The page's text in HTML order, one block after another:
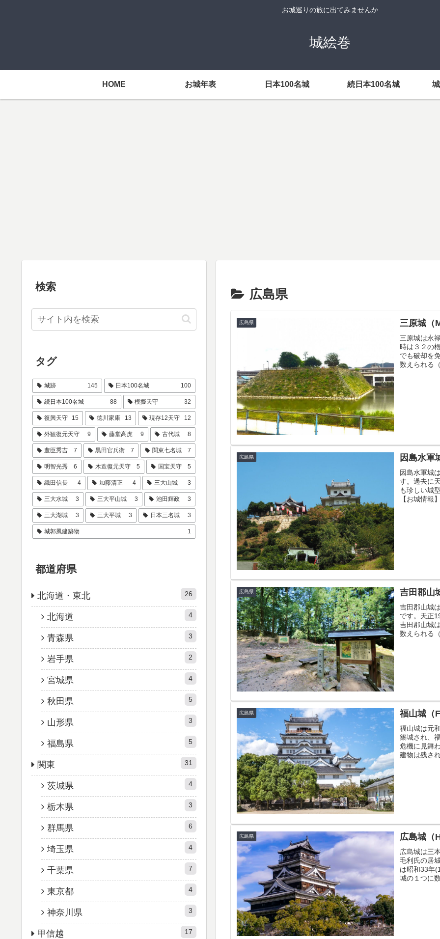
お城巡りの旅に出てみませんか
城絵巻
HOME お城年表 日本100名城 続日本100名城
広島県
広島県 三原城（
三原城は永
時は３２の
でも破却を
数えられる
広島県 因島水軍
因島水軍城
す。過去に
も珍しい城
【お城情報
広島県 吉田郡山
吉田郡山城
です。天正
吉田郡山城
数えられる
広島県 福山城（
福山城は元
築城され、
危機に見舞
建物は残さ
広島県 広島城（
広島城は三
毛利氏の居
は昭和33年
城の１つに
検索
タグ
城跡 145 日本100名城 100
続日本100名城 88 模擬天守 32
復興天守 15 徳川家康 13 現存12天守 12
外観復元天守 9 藤堂高虎 9 古代城 8
豊臣秀吉 7 黒田官兵衛 7 関東七名城 7
明智光秀 6 木造復元天守 5 国宝天守 5
織田信長 4 加藤清正 4 三大山城 3
三大水城 3 三大平山城 3 池田輝政 3
三大湖城 3 三大平城 3 日本三名城 3
城郭風建築物 1
都道府県
北海道・東北 26
北海道 4
青森県 3
岩手県 2
宮城県 4
秋田県 5
山形県 3
福島県 5
関東 31
茨城県 4
栃木県 3
群馬県 6
埼玉県 4
千葉県 7
東京都 4
神奈川県 3
甲信越 17